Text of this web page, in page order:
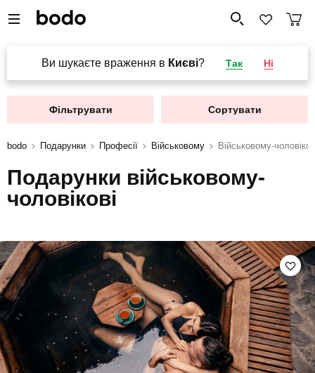
Ви шукаєте враження в Києві? Так Ні
Фільтрувати Сортувати
bodo Подарунки Професії Військовому Військовому-
Подарунки військовому-
чоловікові